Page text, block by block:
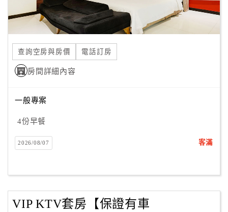
查詢空房與房價 電話訂房
房間詳細內容
一般專案
4份早餐
2026/08/07 客滿
VIP KTV套房【保證有車